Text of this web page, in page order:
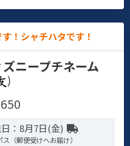
！シャチハタです！
ズニープチネーム
)
：8月7日(金)
ス（郵便受けへお届け）